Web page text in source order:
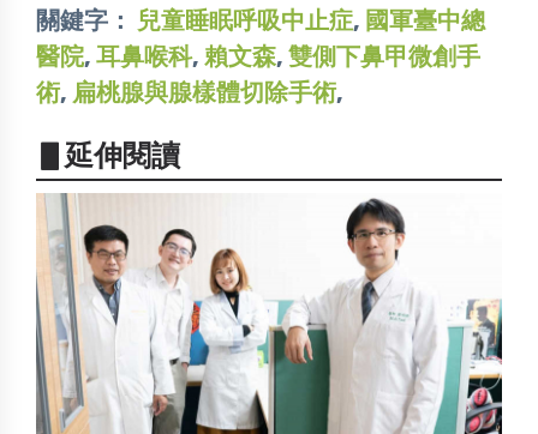
關鍵字： 兒童睡眠呼吸中止症, 國軍臺中總
醫院, 耳鼻喉科, 賴文森, 雙側下鼻甲微創手
術, 扁桃腺與腺樣體切除手術,
▋延伸閱讀